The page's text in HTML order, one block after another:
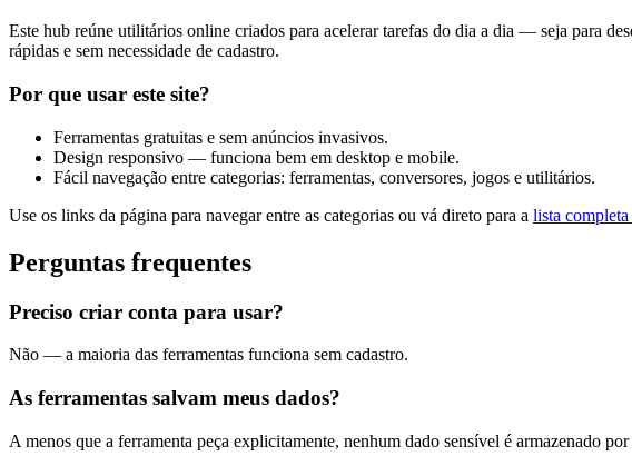
Este hub reúne utilitários online criados para acelerar tarefas do dia a dia — seja para
rápidas e sem necessidade de cadastro.
Por que usar este site?
Ferramentas gratuitas e sem anúncios invasivos.
Design responsivo — funciona bem em desktop e mobile.
Fácil navegação entre categorias: ferramentas, conversores, jogos e utilitários.
Use os links da página para navegar entre as categorias ou vá direto para a lista
Perguntas frequentes
Preciso criar conta para usar?
Não — a maioria das ferramentas funciona sem cadastro.
As ferramentas salvam meus dados?
A menos que a ferramenta peça explicitamente, nenhum dado sensível é armazenado por